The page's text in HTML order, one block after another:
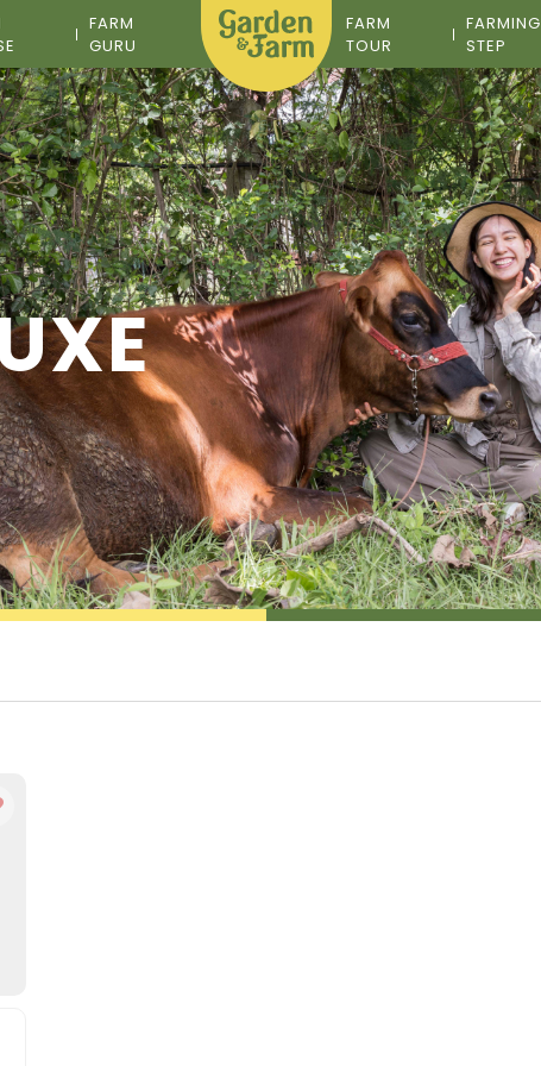
FARM
GURU
FARM
TOUR
STEP